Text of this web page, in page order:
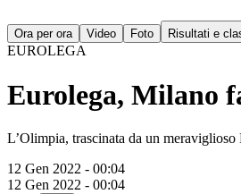
Ora per ora Video Foto Risultati e
EUROLEGA
Eurolega, Milano
L’Olimpia, trascinata da un
12 Gen 2022 - 00:04
12 Gen 2022 - 00:04